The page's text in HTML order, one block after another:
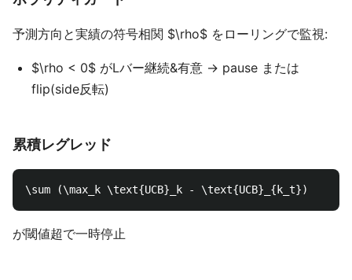
予測方向と実績の符号相関 $\rho$ をローリングで監視:
$\rho < 0$ がLバー継続&有意 → pause または
flip(side反転)
累積レグレッド
が閾値超で一時停止